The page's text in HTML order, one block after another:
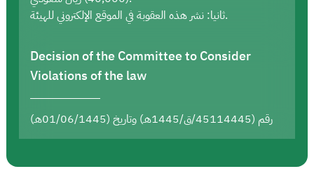
ثانيا: نشر هذه العقوبة في الموقع الإلكتروني للهيئة.
Decision of the Committee to Consider
Violations of the law
رقم (45114445/ق/1445هـ) وتاريخ (01/06/1445هـ)